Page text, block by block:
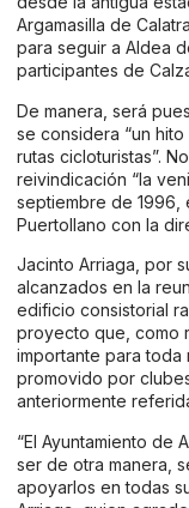
Argamasilla de
para seguir a Aldea
participantes de
De manera, será
se considera “un
rutas cicloturistas”.
reivindicación “la
septiembre de 1996,
Puertollano con la
Jacinto Arriaga, por
alcanzados en la
edificio consistorial
proyecto que, como
importante para toda
promovido por
anteriormente
“El Ayuntamiento de
ser de otra manera,
apoyarlos en todas